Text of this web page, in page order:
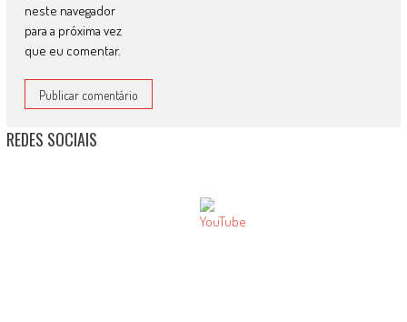
neste navegador
para a próxima vez
que eu comentar.
REDES SOCIAIS